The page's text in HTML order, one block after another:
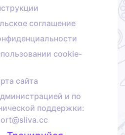
соглашение
cookie-
сайта
и по
поддержки: